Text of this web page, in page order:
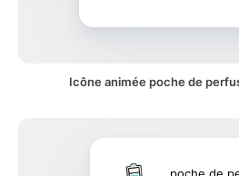
Icône animée poche de